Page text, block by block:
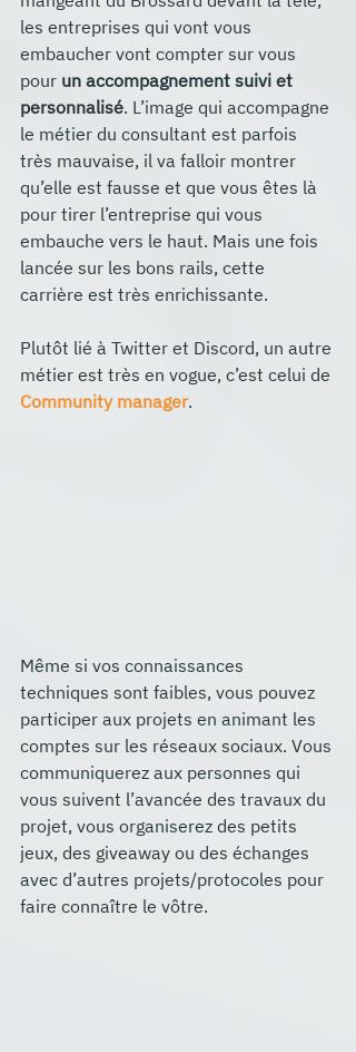
les entreprises qui vont vous
embaucher vont compter sur vous
pour un accompagnement suivi et
personnalisé. L’image qui accompagne
le métier du consultant est parfois
très mauvaise, il va falloir montrer
qu’elle est fausse et que vous êtes là
pour tirer l’entreprise qui vous
embauche vers le haut. Mais une fois
lancée sur les bons rails, cette
carrière est très enrichissante.
Plutôt lié à Twitter et Discord, un autre
métier est très en vogue, c’est celui de
Community manager.
Même si vos connaissances
techniques sont faibles, vous pouvez
participer aux projets en animant les
comptes sur les réseaux sociaux. Vous
communiquerez aux personnes qui
vous suivent l’avancée des travaux du
projet, vous organiserez des petits
jeux, des giveaway ou des échanges
avec d’autres projets/protocoles pour
faire connaître le vôtre.